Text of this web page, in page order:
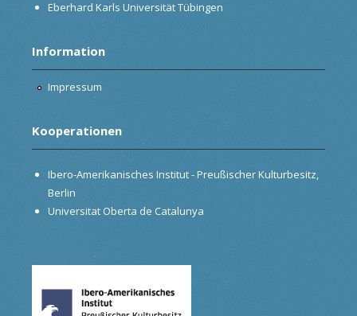
Eberhard Karls Universität Tübingen
Information
Impressum
Kooperationen
Ibero-Amerikanisches Institut - Preußischer Kulturbesitz,
Berlin
Universitat Oberta de Catalunya